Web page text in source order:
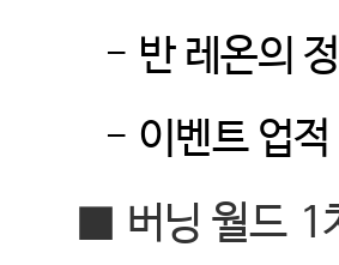
- 반 레온의
- 이벤트 업적
■ 버닝 월드1